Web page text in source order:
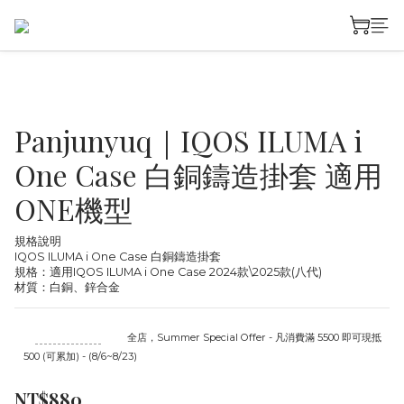
Panjunyuq｜IQOS ILUMA i
One Case 白銅鑄造掛套 適用
ONE機型
規格說明
IQOS ILUMA i One Case 白銅鑄造掛套
規格：適用IQOS ILUMA i One Case 2024款\2025款(八代)
材質：白銅、鋅合金
全店，Summer Special Offer - 凡消費滿 5500 即可現抵
500 (可累加) - (8/6~8/23)
NT$880